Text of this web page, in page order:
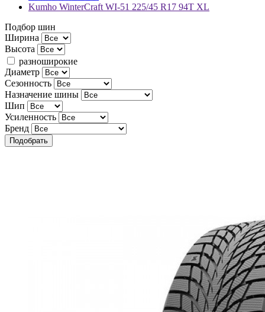
Kumho WinterCraft WI-51 225/45 R17 94T XL
Подбор шин
Ширина
Высота
разноширокие
Диаметр
Сезонность
Назначение шины
Шип
Усиленность
Бренд